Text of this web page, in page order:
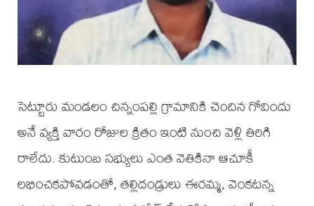
సెట్టూరు మండలం చిన్నంపల్లి గ్రామానికి చెందిన గోవిందు
అనే వ్యక్తి వారం రోజుల క్రితం ఇంటి నుంచి వెళ్లి తిరిగి
రాలేదు. కుటుంబ సభ్యులు ఎంత వెతికినా ఆచూకీ
లభించకపోవడంతో, తల్లిదండ్రులు ఈరమ్మ, వెంకటన్న